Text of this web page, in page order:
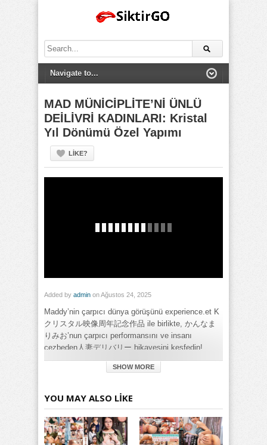
Search
for:
MAD MÜNİCİPLİTE’Nİ ÜNLÜ
DEİLİVRİ KADINLARI: Kristal
Yıl Dönümü Özel Yapımı
LIKE?
Added by admin on Ağustos 24, 2025
Maddy’nin çarpıcı dünya görüşünü experience.et K
クリスタル映像周年記念作品 ile birlikte, かんなま
りみお’nun çarpıcı performansını ve insanı
cezbeden人妻デリバリー hikayesini keşfedin!
MAD MÜNİCİPLİTE'Nİ ÜNLÜ DEİLİVRİ KADINLARI: Kristal
DEİLİVRİ KADINLARI: Kristal Yıl Dönümü Özel Yapımı türkçe
altyazılı izle
SHOW MORE
YOU MAY ALSO LIKE